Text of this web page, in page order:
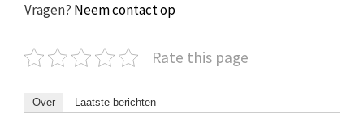
Vragen? Neem contact op
Rate this page
Over Laatste berichten